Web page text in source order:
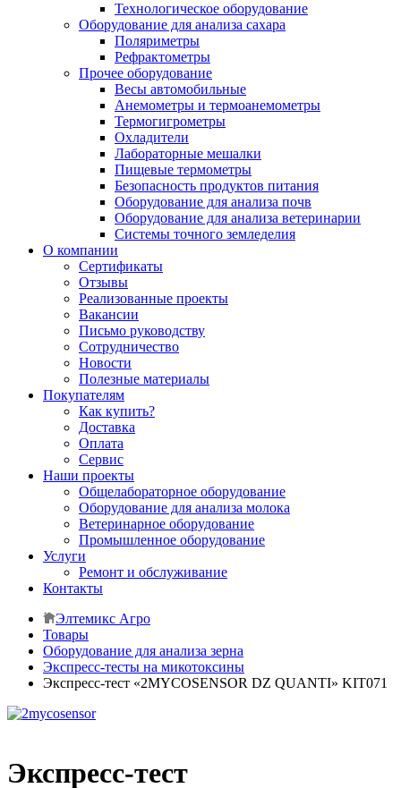
Технологическое оборудование
Оборудование для анализа сахара
Поляриметры
Рефрактометры
Прочее оборудование
Весы автомобильные
Анемометры и термоанемометры
Термогигрометры
Охладители
Лабораторные мешалки
Пищевые термометры
Безопасность продуктов питания
Оборудование для анализа почв
Оборудование для анализа ветеринарии
Системы точного земледелия
О компании
Сертификаты
Отзывы
Реализованные проекты
Вакансии
Письмо руководству
Сотрудничество
Новости
Полезные материалы
Покупателям
Как купить?
Доставка
Оплата
Сервис
Наши проекты
Общелабораторное оборудование
Оборудование для анализа молока
Ветеринарное оборудование
Промышленное оборудование
Услуги
Ремонт и обслуживание
Контакты
Элтемикс Агро
Товары
Оборудование для анализа зерна
Экспресс-тесты на микотоксины
Экспресс-тест «2MYCOSENSOR DZ QUANTI» KIT071
Экспресс-тест